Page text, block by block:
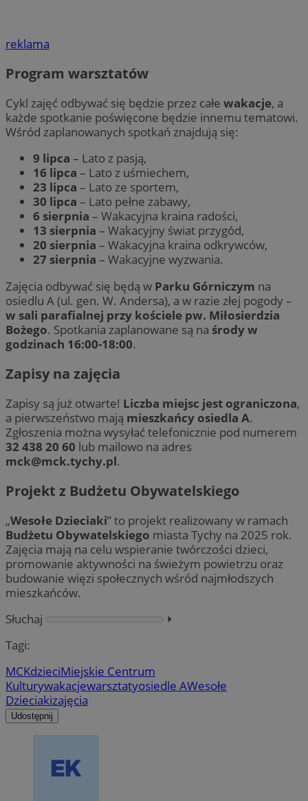
reklama
Program warsztatów
Cykl zajęć odbywać się będzie przez całe wakacje, a
każde spotkanie poświęcone będzie innemu tematowi.
Wśród zaplanowanych spotkań znajdują się:
9 lipca – Lato z pasją,
16 lipca – Lato z uśmiechem,
23 lipca – Lato ze sportem,
30 lipca – Lato pełne zabawy,
6 sierpnia – Wakacyjna kraina radości,
13 sierpnia – Wakacyjny świat przygód,
20 sierpnia – Wakacyjna kraina odkrywców,
27 sierpnia – Wakacyjne wyzwania.
Zajęcia odbywać się będą w Parku Górniczym na
osiedlu A (ul. gen. W. Andersa), a w razie złej pogody –
w sali parafialnej przy kościele pw. Miłosierdzia
Bożego. Spotkania zaplanowane są na środy w
godzinach 16:00-18:00.
Zapisy na zajęcia
Zapisy są już otwarte! Liczba miejsc jest ograniczona,
a pierwszeństwo mają mieszkańcy osiedla A.
Zgłoszenia można wysyłać telefonicznie pod numerem
32 438 20 60 lub mailowo na adres
mck@mck.tychy.pl.
Projekt z Budżetu Obywatelskiego
„Wesołe Dzieciaki” to projekt realizowany w ramach
Budżetu Obywatelskiego miasta Tychy na 2025 rok.
Zajęcia mają na celu wspieranie twórczości dzieci,
promowanie aktywności na świeżym powietrzu oraz
budowanie więzi społecznych wśród najmłodszych
mieszkańców.
Słuchaj
⏵︎
Tagi:
MCKdzieciMiejskie Centrum
Kulturywakacjewarsztatyosiedle AWesołe
Dzieciakizajęcia
Udostępnij